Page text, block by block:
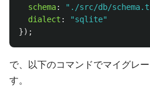
schema: " ./src/db/
dialect : "sqlite"
});
で、以下のコマンドでマイグレ
す。